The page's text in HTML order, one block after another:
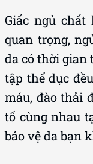
Giấc ngủ
quan trọng,
da có thời gian
tập thể dục
máu, đào thải
tố cùng nhau
bảo vệ da bạn